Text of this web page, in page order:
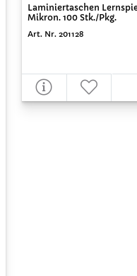
Laminiertaschen
Mikron. 100 Stk./Pkg.
Art. Nr. 201128